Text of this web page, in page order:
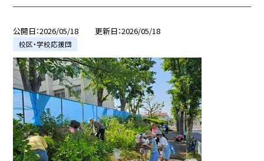
公開日 2026/05/18 更新日 2026/05/18
校区・学校応援団